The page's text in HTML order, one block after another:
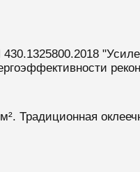
Традиционная